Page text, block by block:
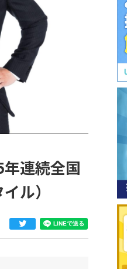
連続全国
ル）